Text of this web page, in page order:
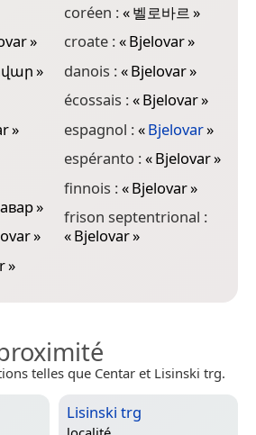
»
»
»
»
»
»
coréen :«벨로바르 »
croate :«Bjelovar»
danois :«Bjelovar»
écossais :«Bjelovar»
espagnol :«Bjelovar»
espéranto :«Bjelovar»
finnois :«Bjelovar»
frison septentrional :
«Bjelovar»
telles que Centar et Lisinski trg.
Lisinski trg